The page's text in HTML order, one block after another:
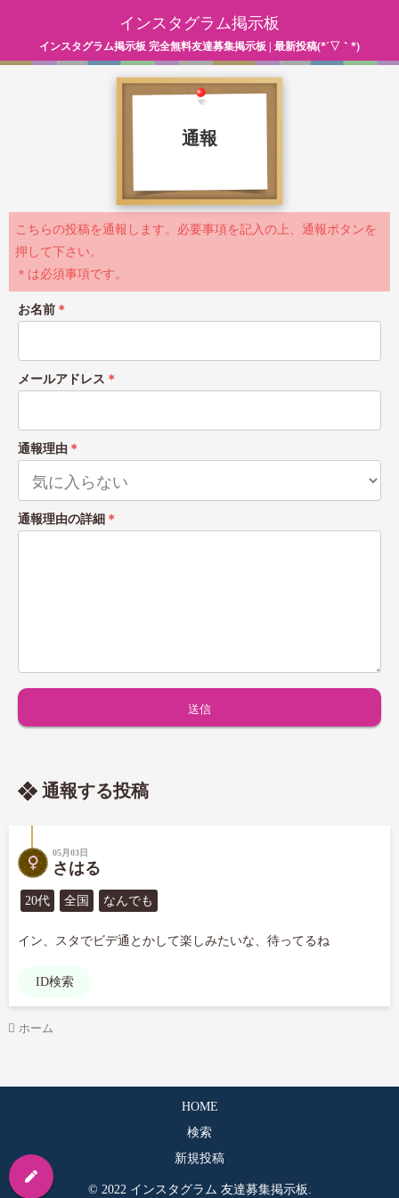
インスタグラム掲示板
インスタグラム掲示板 完全無料友達募集掲示板 | 最新投稿(*´▽｀*)
通報
こちらの投稿を通報します。必要事項を記入の上、通報ボタンを
押して下さい。
＊は必須事項です。
お名前 ＊
メールアドレス ＊
通報理由 ＊
通報理由の詳細 ＊
通報する投稿
05月03日
さはる
20代 全国 なんでも
イン、スタでビデ通とかして楽しみたいな、待ってるね
ID検索
ホーム
HOME
検索
新規投稿
© 2022 インスタグラム 友達募集掲示板.